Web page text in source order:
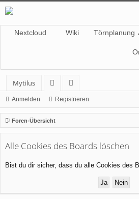
Nextcloud Wiki Törnplanung
Mytilus
or
en
itg
lie
de
Anmelden Registrieren
Foren-Übersicht
Alle Cookies des Boards löschen
Bist du dir sicher, dass du alle Cookies des